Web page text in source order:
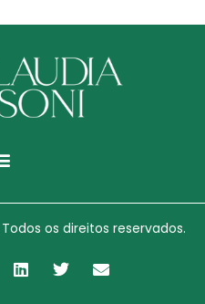
Menu
os direitos reservados.
L
i
T
w
E
n